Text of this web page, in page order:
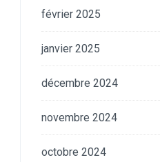
février 2025
janvier 2025
décembre 2024
novembre 2024
octobre 2024